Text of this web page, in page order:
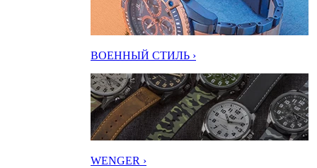
ВОЕННЫЙ СТИЛЬ ›
WENGER ›